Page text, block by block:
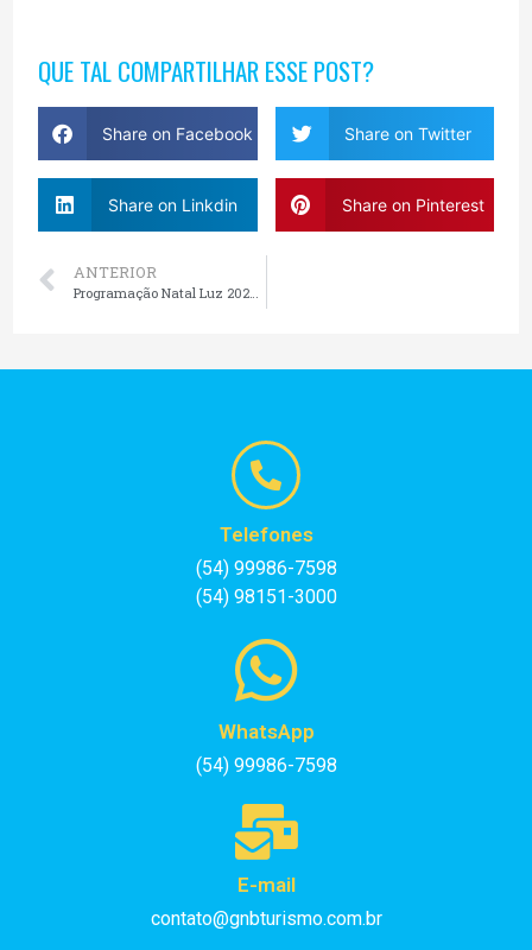
QUE TAL COMPARTILHAR ESSE POST?
Share on Facebook Share on Twitter
Share on Linkdin Share on Pinterest
ANTERIOR
Programação Natal Luz 2022/2023
Telefones
(54) 99986-7598
(54) 98151-3000
WhatsApp
(54) 99986-7598
E-mail
contato@gnbturismo.com.br